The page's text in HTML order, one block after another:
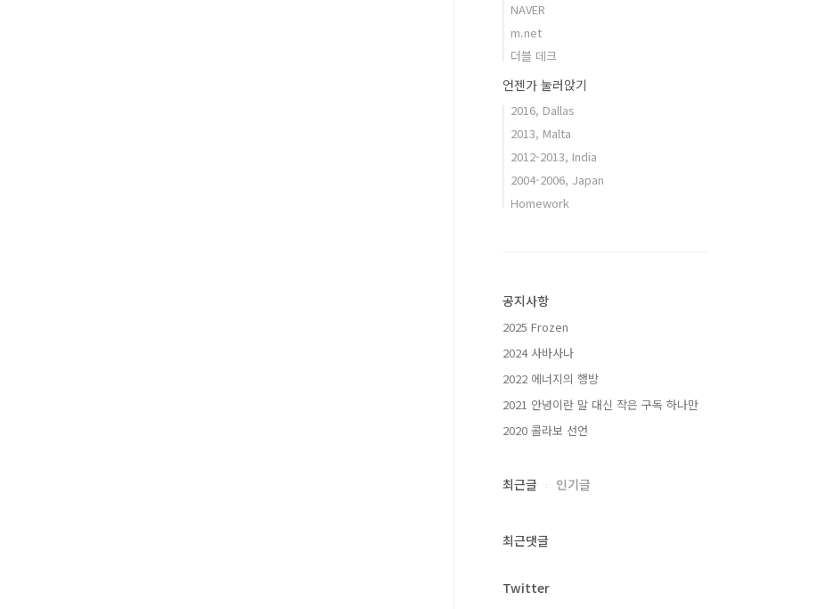
NAVER
m.net
더블 데크
언젠가 눌러앉기
2016, Dallas
2013, Malta
2012-2013, India
2004-2006, Japan
Homework
공지사항
2025 Frozen
2024 사바사나
2022 에너지의 행방
2021 안녕이란 말 대신 작은 구독 하나만
2020 콜라보 선언
최근글 인기글
최근댓글
Twitter